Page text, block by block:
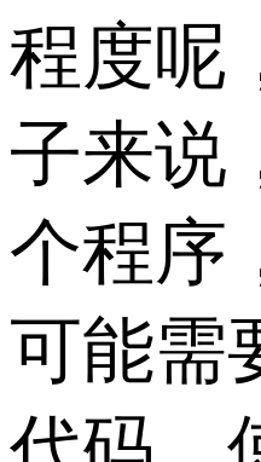
程度呢
子来说
个程序
可能需